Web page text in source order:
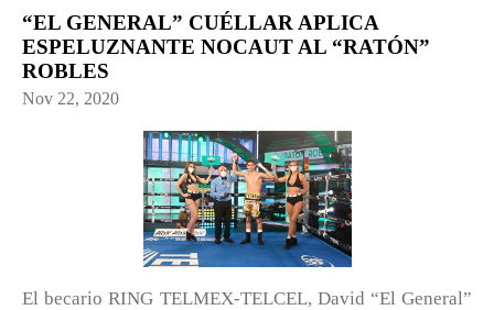
“EL GENERAL” CUÉLLAR APLICA
ESPELUZNANTE NOCAUT AL “RATÓN”
ROBLES
Nov 22, 2020
El becario RING TELMEX-TELCEL, David “El General”